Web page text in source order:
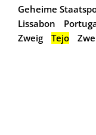
Geheime
Lissabon
Zweig
Tejo